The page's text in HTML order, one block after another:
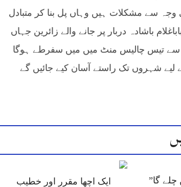
وجہ سے مشکلات ہیں وہاں پل بنا کر متبادل
باشادہ دربار پر جانے والے زائرین جہاں
سے تیس چالیس منٹ میں میں سفرطے ہوگا
لیے شہروں تک راستے آسان کیے جائیں گے
گا” ایک اچھا مقرر اور خطیب